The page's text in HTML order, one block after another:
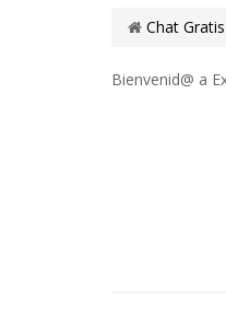
Chat Gratis
Bienvenid@ a